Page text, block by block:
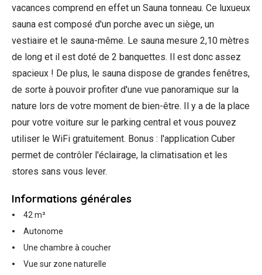
vacances comprend en effet un Sauna tonneau. Ce luxueux
sauna est composé d'un porche avec un siège, un
vestiaire et le sauna-même. Le sauna mesure 2,10 mètres
de long et il est doté de 2 banquettes. Il est donc assez
spacieux ! De plus, le sauna dispose de grandes fenêtres,
de sorte à pouvoir profiter d'une vue panoramique sur la
nature lors de votre moment de bien-être. Il y a de la place
pour votre voiture sur le parking central et vous pouvez
utiliser le WiFi gratuitement. Bonus : l'application Cuber
permet de contrôler l'éclairage, la climatisation et les
stores sans vous lever.
Informations générales
42 m²
Autonome
Une chambre à coucher
Vue sur zone naturelle